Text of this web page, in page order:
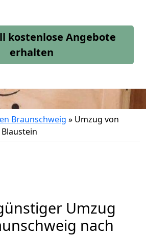
kostenlose Angebote
erhalten
Braunschweig » Umzug von
Umzug
nach